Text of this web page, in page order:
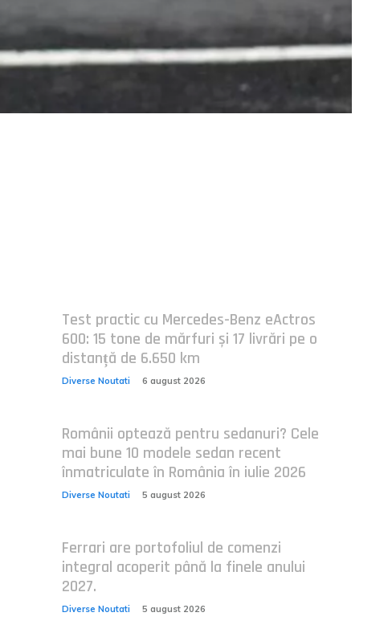
Test practic cu Mercedes-Benz eActros
600: 15 tone de mărfuri și 17 livrări pe o
distanță de 6.650 km
Diverse Noutati 6 august 2026
Românii optează pentru sedanuri? Cele
mai bune 10 modele sedan recent
înmatriculate în România în iulie 2026
Diverse Noutati 5 august 2026
Ferrari are portofoliul de comenzi
integral acoperit până la finele anului
2027.
Diverse Noutati 5 august 2026